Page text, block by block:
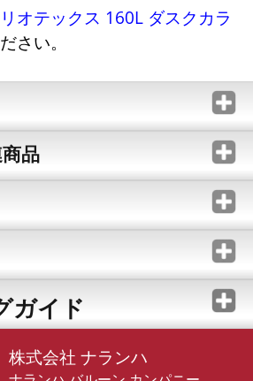
リオテックス 160L ダスクカラ
さい。
品
ガイド
株式会社 ナランハ